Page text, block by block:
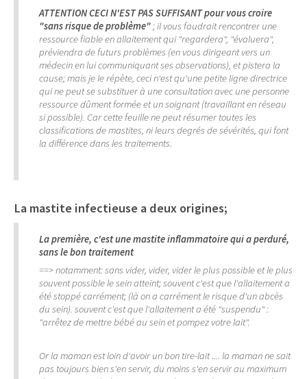
ATTENTION CECI N'EST PAS SUFFISANT pour vous croire
"sans risque de problème"; il vous faudrait rencontrer une
ressource fiable en allaitement qui "regardera", "évaluera",
préviendra de futurs problèmes (en vous dirigeant vers un
médecin en lui communiquant ses observations), et pistera la
cause; mais je le répète, ceci n'est qu'une petite ligne directrice
qui ne peut se substituer à une consultation avec une personne
ressource dûment formée et un soignant (travaillant en réseau
si possible). Car cette feuille ne peut résumer toutes les
classifications de mastites, ni leurs degrés de sévérités, qui font
la différence dans les traitements.
La mastite infectieuse a deux origines;
La première, c'est une mastite inflammatoire qui a perduré,
sans le bon traitement
==> notamment: sans vider, vider, vider le plus possible et le plus
souvent possible le sein atteint; souvent c'est que l'allaitement a
été stoppé carrément; (là on a carrément le risque d'un abcès
du sein). souvent c'est que l'allaitement a été "suspendu" :
"arrêtez de mettre bébé au sein et pompez votre lait".
Or la maman est loin d'avoir un bon tire-lait .... la maman ne sait
pas toujours bien s'en servir, du moins s'en servir au maximum